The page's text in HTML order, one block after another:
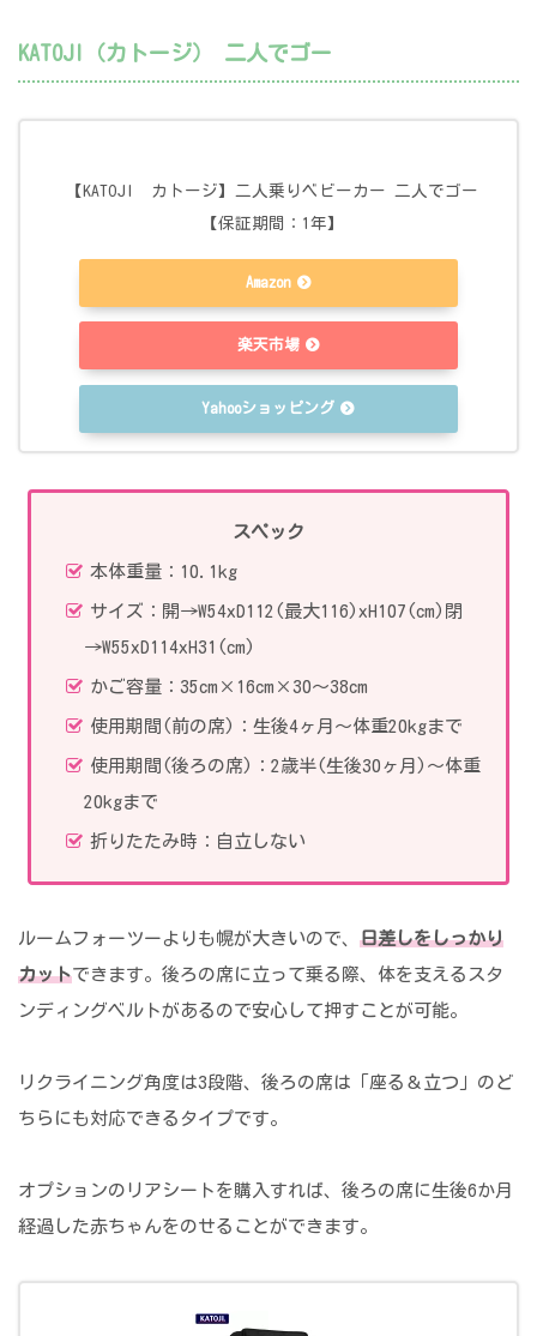
KATOJI（カトージ） 二人でゴー
【KATOJI カトージ】二人乗りベビーカー 二人でゴー
【保証期間：1年】
Amazon
楽天市場
Yahooショッピング
スペック
本体重量：10.1kg
サイズ：開→W54xD112(最大116)xH107(cm)閉
→W55xD114xH31(cm)
かご容量：35cm×16cm×30～38cm
使用期間(前の席)：生後4ヶ月～体重20kgまで
使用期間(後ろの席)：2歳半(生後30ヶ月)～体重
20kgまで
折りたたみ時：自立しない
ルームフォーツーよりも幌が大きいので、 日差しをしっかり
カットできます。後ろの席に立って乗る際、体を支えるスタ
ンディングベルトがあるので安心して押すことが可能。
リクライニング角度は3段階、後ろの席は「座る＆立つ」のど
ちらにも対応できるタイプです。
オプションのリアシートを購入すれば、後ろの席に生後6か月
経過した赤ちゃんをのせることができます。